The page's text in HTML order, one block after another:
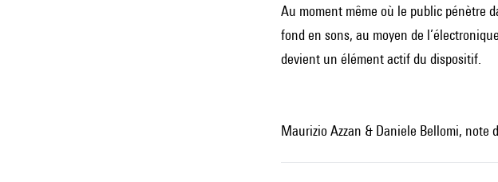
Au moment même où le public pénètre
fond en sons, au moyen de
devient un élément actif du dispositif.
Maurizio Azzan & Daniele Bellomi, note